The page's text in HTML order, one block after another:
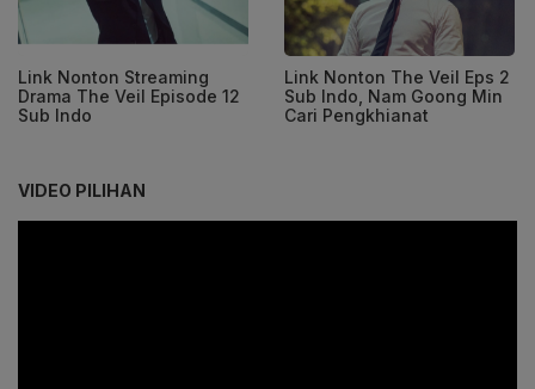
Link Nonton Streaming
Drama The Veil Episode 12
Sub Indo
Link Nonton The Veil Eps 2
Sub Indo, Nam Goong Min
Cari Pengkhianat
VIDEO PILIHAN